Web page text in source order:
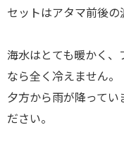
セットはアタマ前後の
海水はとても暖かく、
なら全く冷えません。
夕方から雨が降ってい
ださい。